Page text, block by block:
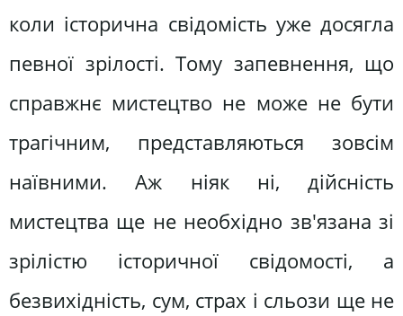
коли історична свідомість уже досягла
певної зрілості. Тому запевнення, що
справжнє мистецтво не може не бути
трагічним, представляються зовсім
наївними. Аж ніяк ні, дійсність
мистецтва ще не необхідно зв'язана зі
зрілістю історичної свідомості, а
безвихідність, сум, страх і сльози ще не